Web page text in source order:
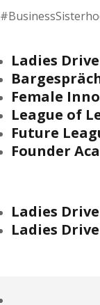
Ladies
Female
League of
Future
Founder
Ladies
Ladies